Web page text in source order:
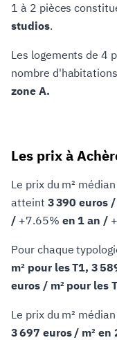
1 à 2 pièces
studios.
Les logements de 4
nombre
zone A.
Les prix à
Le prix du m²
atteint 3 390 euros
/ +7.65% en 1 an /
Pour chaque
m² pour les T1, 3
euros / m² pour les
Le prix du m²
3 697 euros / m² en